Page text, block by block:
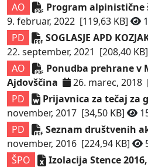
AO
Program alpinistične
9. februar, 2022 [119,63 KB]
PD
SOGLASJE APD
22. september, 2021 [208,40 KB]
AO
Ponudba prehrane v
Ajdovščina
26. marec, 2018
PD
Prijavnica za tečaj za
november, 2017 [34,50 KB]
PD
Seznam društvenih
november, 2016 [224,94 KB]
ŠPO
Izolacija Stence